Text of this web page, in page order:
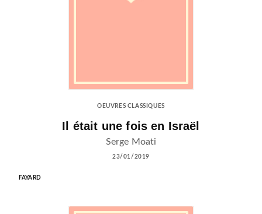
OEUVRES CLASSIQUES
Il était une fois en Israël
Serge Moati
23/01/2019
FAYARD